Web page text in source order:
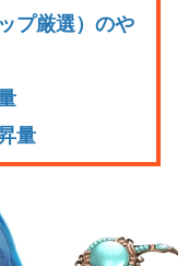
プ厳選）のや
量